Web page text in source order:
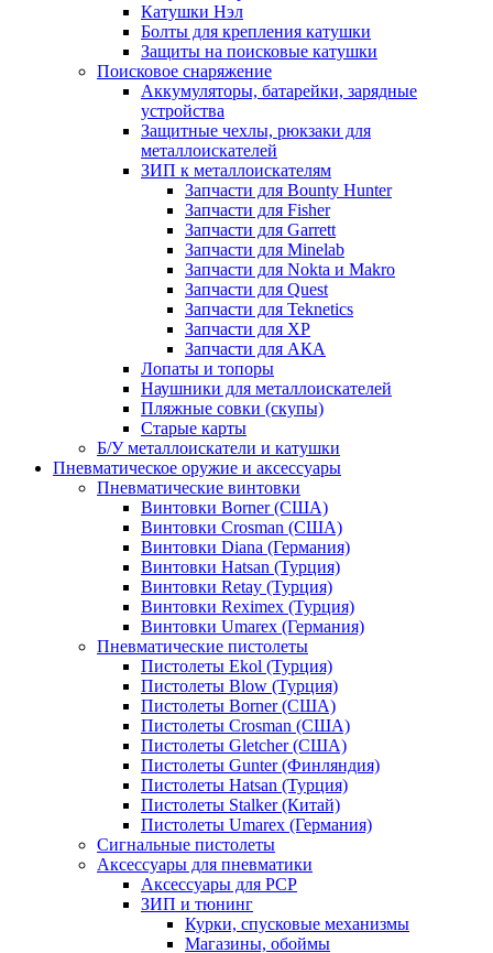
Катушки Нэл
Болты для крепления катушки
Защиты на поисковые катушки
Поисковое снаряжение
Аккумуляторы, батарейки, зарядные
устройства
Защитные чехлы, рюкзаки для
металлоискателей
ЗИП к металлоискателям
Запчасти для Bounty Hunter
Запчасти для Fisher
Запчасти для Garrett
Запчасти для Minelab
Запчасти для Nokta и Makro
Запчасти для Quest
Запчасти для Teknetics
Запчасти для XP
Запчасти для АКА
Лопаты и топоры
Наушники для металлоискателей
Пляжные совки (скупы)
Старые карты
Б/У металлоискатели и катушки
Пневматическое оружие и аксессуары
Пневматические винтовки
Винтовки Borner (США)
Винтовки Crosman (США)
Винтовки Diana (Германия)
Винтовки Hatsan (Турция)
Винтовки Retay (Турция)
Винтовки Reximex (Турция)
Винтовки Umarex (Германия)
Пневматические пистолеты
Пистолеты Ekol (Турция)
Пистолеты Blow (Турция)
Пистолеты Borner (США)
Пистолеты Crosman (США)
Пистолеты Gletcher (США)
Пистолеты Gunter (Финляндия)
Пистолеты Hatsan (Турция)
Пистолеты Stalker (Китай)
Пистолеты Umarex (Германия)
Сигнальные пистолеты
Аксессуары для пневматики
Аксессуары для PCP
ЗИП и тюнинг
Курки, спусковые механизмы
Магазины, обоймы